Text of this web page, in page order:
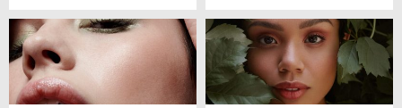
Modelleri